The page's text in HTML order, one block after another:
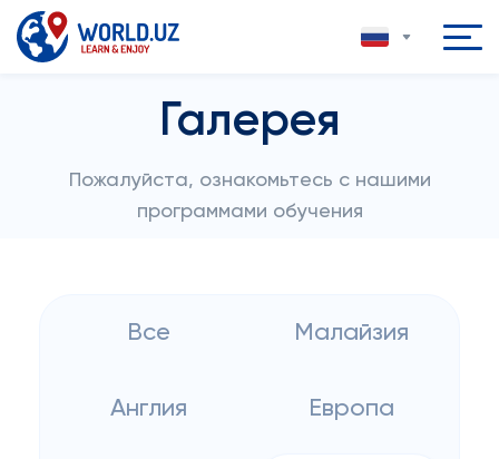
Галерея
Пожалуйста, ознакомьтесь с нашими
программами обучения
Все Малайзия
Англия Европа